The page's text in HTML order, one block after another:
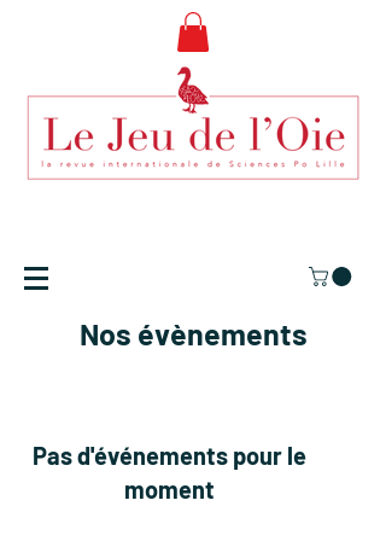
Nos évènements
Pas d'événements pour le
moment